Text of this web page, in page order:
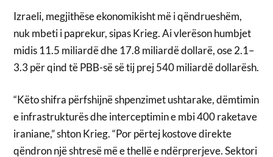
Izraeli, megjithëse ekonomikisht më i qëndrueshëm,
nuk mbeti i paprekur, sipas Krieg. Ai vlerëson humbjet
midis 11.5 miliardë dhe 17.8 miliardë dollarë, ose 2.1–
3.3 për qind të PBB-së së tij prej 540 miliardë dollarësh.
“Këto shifra përfshijnë shpenzimet ushtarake, dëmtimin
e infrastrukturës dhe interceptimin e mbi 400 raketave
iraniane,” shton Krieg. “Por përtej kostove direkte
qëndron një shtresë më e thellë e ndërprerjeve. Sektori